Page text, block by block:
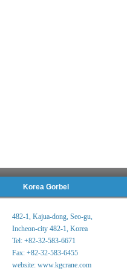
Korea Gorbel
482-1, Kajua-dong, Seo-gu,
Incheon-city 482-1, Korea
Tel: +82-32-583-6671
Fax: +82-32-583-6455
website: www.kgcrane.com